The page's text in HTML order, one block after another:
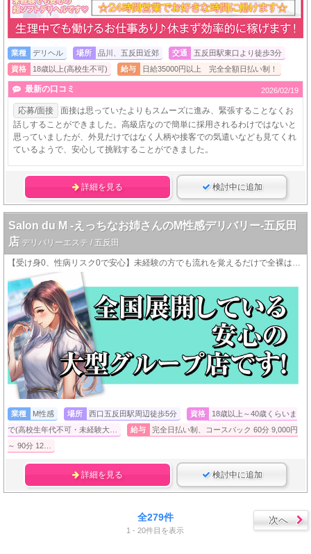
業種 デリヘル 場所 品川、五反田近郊 交通
五反田駅東口より徒歩3分
資格
18歳以上(高校生不可) 給与 日給35000円以上 完全全額日払い制！
最新の口コミ 2026/02/19
応募/面接
面接は思っていたよりもスムーズに進み、緊張することなくお
話しすることができました。高級店なので簡単に採用されるわけではないと
思っていましたが、外見だけではなく人柄や接客での気遣いなども見てくれ
ているようで、安心して挑戦することができました。
詳細を見る 検討中に追加
Salon du M -えっちなお姉さんのM性感デリバリー-五反田
店 デリバリーエステ / 五反田
【受け身0、性病リスク0で安心】未経験の方でも流れを覚えるだけで全裸は無し！90分最低13,000円+本指名バック+α！【完全個室待機】
業種 M性感 場所 西口五反田駅周辺徒歩5分 資格
18歳以上～40歳くらいま
で(高校生年代不可・未経験大…
給与
完全日払い制、コースバック 60分 9,000円
～ 90分 12…
詳細を見る 検討中に追加
次へ
全279件
1 - 20件目を表示